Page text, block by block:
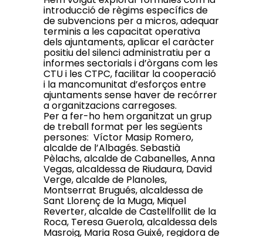
introducció de règims específics de
de subvencions per a micros, adequar
terminis a les capacitat operativa
dels ajuntaments, aplicar el caràcter
positiu del silenci administratiu per a
informes sectorials i d’òrgans com les
CTU i les CTPC, facilitar la cooperació
i la mancomunitat d’esforços entre
ajuntaments sense haver de recórrer
a organitzacions carregoses.
Per a fer-ho hem organitzat un grup
de treball format per les següents
persones: Víctor Masip Romero,
alcalde de l’Albagés. Sebastià
Pèlachs, alcalde de Cabanelles, Anna
Vegas, alcaldessa de Riudaura, David
Verge, alcalde de Planoles,
Montserrat Brugués, alcaldessa de
Sant Llorenç de la Muga, Miquel
Reverter, alcalde de Castellfollit de la
Roca, Teresa Guerola, alcaldessa dels
Masroig, Maria Rosa Guixé, regidora de